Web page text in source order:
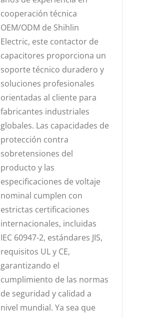
cooperación técnica
OEM/ODM de Shihlin
Electric, este contactor de
capacitores proporciona un
soporte técnico duradero y
soluciones profesionales
orientadas al cliente para
fabricantes industriales
globales. Las capacidades de
protección contra
sobretensiones del
producto y las
especificaciones de voltaje
nominal cumplen con
estrictas certificaciones
internacionales, incluidas
IEC 60947-2, estándares JIS,
requisitos UL y CE,
garantizando el
cumplimiento de las normas
de seguridad y calidad a
nivel mundial. Ya sea que